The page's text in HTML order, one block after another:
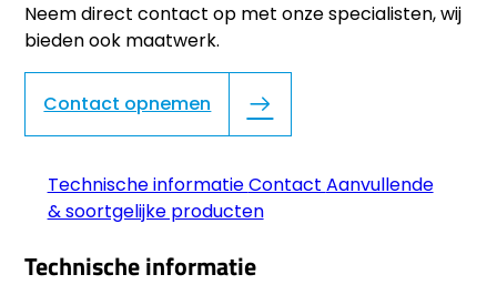
Neem direct contact op met onze specialisten, wij
bieden ook maatwerk.
Contact opnemen
Technische informatieContact Aanvullende
& soortgelijke producten
Technische informatie